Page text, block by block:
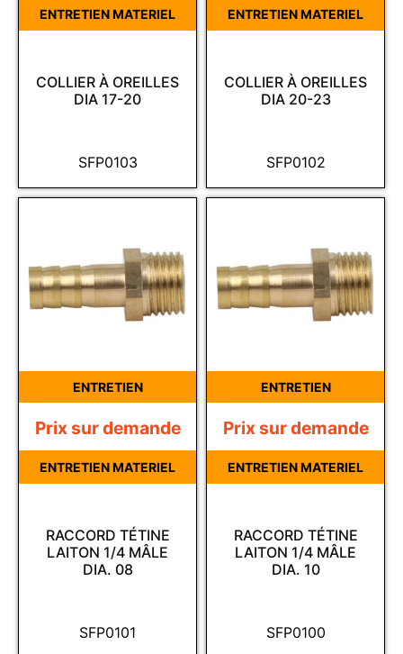
SFP0103
COLLIER À OREILLES
DIA 17-20
ENTRETIEN MATERIEL
SFP0102
COLLIER À OREILLES
DIA 20-23
ENTRETIEN MATERIEL
ENTRETIEN
SFP0101
RACCORD TÉTINE
LAITON 1/4 MÂLE
DIA. 08
Prix sur demande
ENTRETIEN MATERIEL
ENTRETIEN
SFP0100
RACCORD TÉTINE
LAITON 1/4 MÂLE
DIA. 10
Prix sur demande
ENTRETIEN MATERIEL